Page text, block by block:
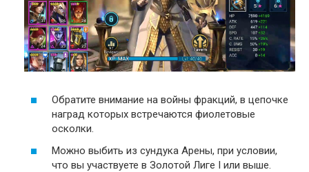
Обратите внимание на войны фракций, в цепочке
наград которых встречаются фиолетовые
осколки.
Можно выбить из сундука Арены, при условии,
что вы участвуете в Золотой Лиге I или выше.